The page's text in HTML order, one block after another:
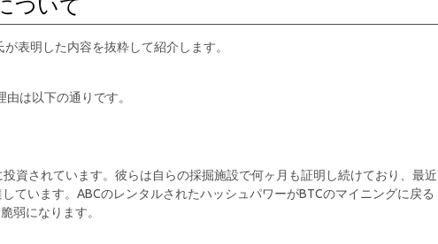
ついて
表明した内容を抜粋して紹介します。
は以下の通りです。
資されています。彼らは自らの採掘施設で何ヶ月も証明し続けており、最近
ています。ABCのレンタルされたハッシュパワーがBTCのマイニングに戻る
弱になります。